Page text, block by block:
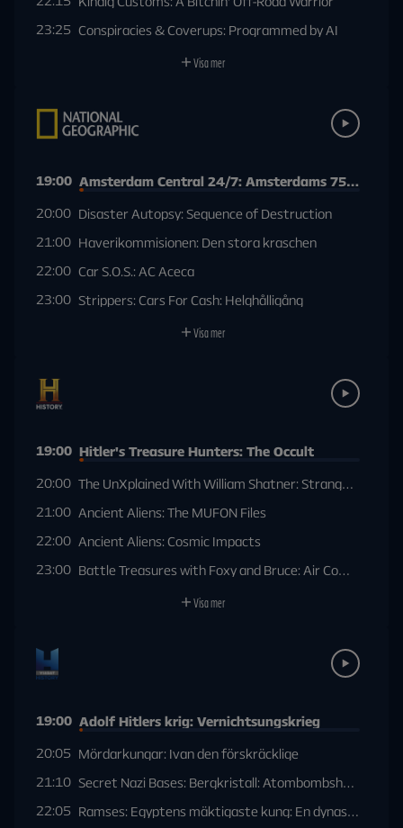
23:25 Conspiracies & Coverups: Programmed by AI
Visa mer
19:00 Amsterdam Central 24/7: Amsterdams 750-
20:00 Disaster Autopsy: Sequence of Destruction
21:00 Haverikommisionen: Den stora kraschen
22:00 Car S.O.S.: AC Aceca
23:00 Strippers: Cars For Cash: Helghålligång
Visa mer
19:00 Hitler's Treasure Hunters: The Occult
20:00 The UnXplained With William Shatner: Strange Tales
21:00 Ancient Aliens: The MUFON Files
22:00 Ancient Aliens: Cosmic Impacts
23:00 Battle Treasures with Foxy and Bruce: Air Combat
Visa mer
19:00 Adolf Hitlers krig: Vernichtsungskrieg
20:05 Mördarkungar: Ivan den förskräcklige
21:10 Secret Nazi Bases: Bergkristall: Atombombshotet
22:05 Ramses: Egyptens mäktigaste kung: En dynastis